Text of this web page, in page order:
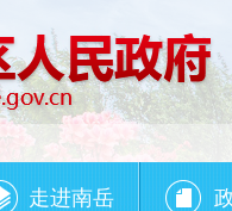
走进南岳